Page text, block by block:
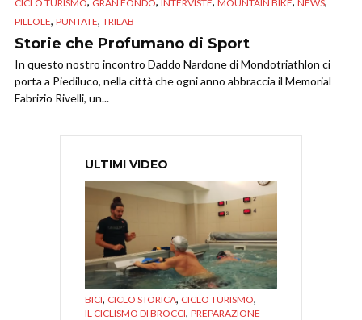
CICLO TURISMO GRAN FONDO INTERVISTE MOUNTAIN BIKE NEWS
PILLOLE, PUNTATE, TRILAB
Storie che Profumano di Sport
In questo nostro incontro Daddo Nardone di Mondotriathlon ci
porta a Piediluco, nella città che ogni anno abbraccia il Memorial
Fabrizio Rivelli, un...
ULTIMI VIDEO
BICI, CICLO STORICA, CICLO TURISMO,
IL CICLISMO DI BROCCI, PREPARAZIONE